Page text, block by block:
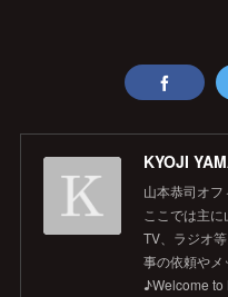
KYOJI
山本恭司オフ
ここでは主に
TV、ラジオ
事の依頼や
♪Welcome to